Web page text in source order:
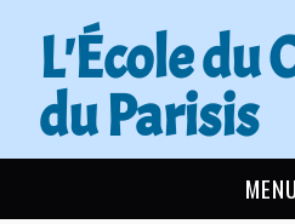
L'École du
du Parisis
MENU